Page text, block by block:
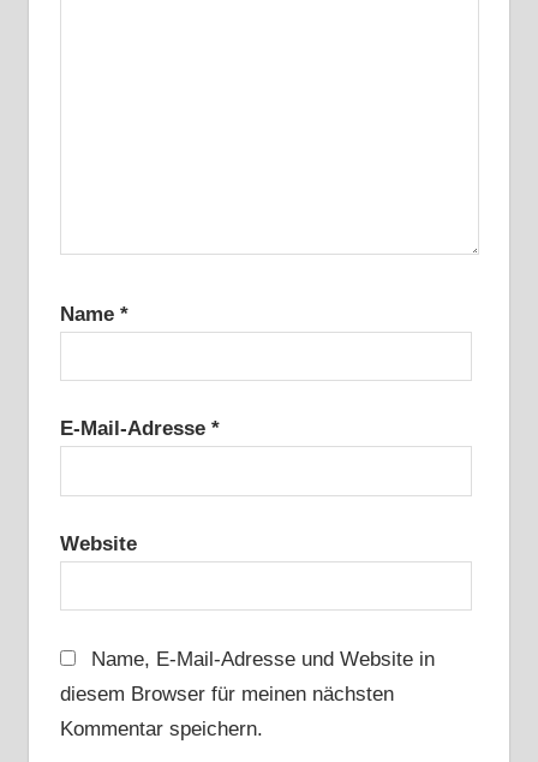
Name *
E-Mail-Adresse *
Website
Name, E-Mail-Adresse und Website in
diesem Browser für meinen nächsten
Kommentar speichern.